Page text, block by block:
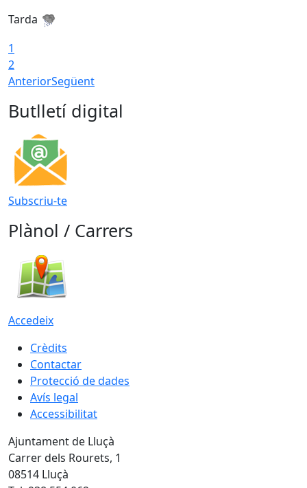
Tarda
1
2
AnteriorSegüent
Butlletí digital
Subscriu-te
Plànol / Carrers
Accedeix
Crèdits
Contactar
Protecció de dades
Avís legal
Accessibilitat
Ajuntament de Lluçà
Carrer dels Rourets, 1
08514 Lluçà